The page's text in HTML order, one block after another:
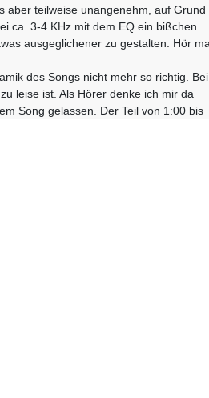
aber teilweise unangenehm, auf Grund
ca. 3-4 KHz mit dem EQ ein bißchen
ausgeglichener zu gestalten. Hör
des Songs nicht mehr so richtig. Bei
leise ist. Als Hörer denke ich mir da
Song gelassen. Der Teil von 1:00 bis
und dann auch gehalten. Wobei
mit der Lautstärke einzelner Elemente
in der aktuellen Form eher störend als
... ich bastel mal weiter ;-) ... TNX